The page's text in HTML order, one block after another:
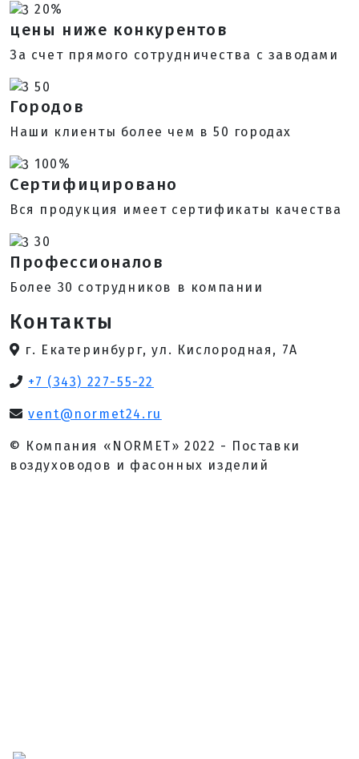
20%
цены ниже конкурентов
За счет прямого сотрудничества с заводами
50
Городов
Наши клиенты более чем в 50 городах
100%
Сертифицировано
Вся продукция имеет сертификаты качества
30
Профессионалов
Более 30 сотрудников в компании
Контакты
г. Екатеринбург, ул. Кислородная, 7А
+7 (343) 227-55-22
vent@normet24.ru
© Компания «NORMET» 2022 - Поставки
воздуховодов и фасонных изделий